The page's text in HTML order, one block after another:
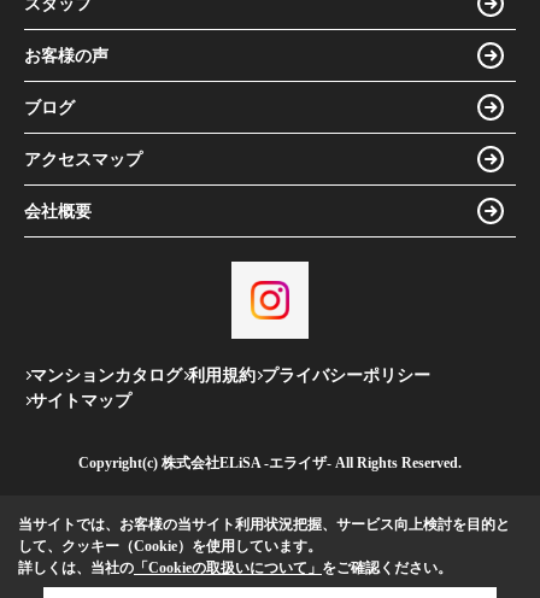
スタッフ
お客様の声
ブログ
アクセスマップ
会社概要
マンションカタログ 利用規約 プライバシーポリシー
サイトマップ
Copyright(c) 株式会社ELiSA -エライザ- All Rights Reserved.
当サイトでは、お客様の当サイト利用状況把握、サービス向上検討を目的と
して、クッキー（Cookie）を使用しています。
詳しくは、当社の 「Cookieの取扱いについて」 をご確認ください。